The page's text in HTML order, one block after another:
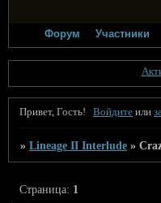
Форум Участники
Привет, Гость! Войдите или
»Lineage II Interlude »
Страница: 1